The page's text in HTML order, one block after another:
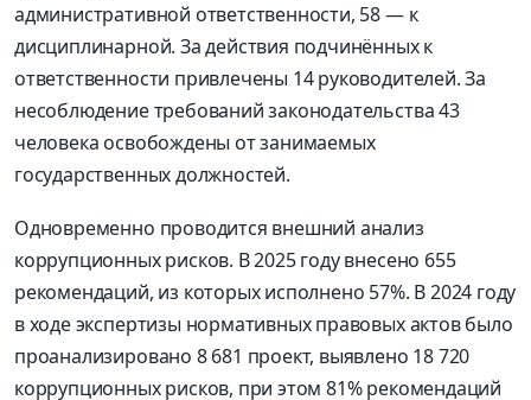
административной ответственности, 58 — к
дисциплинарной. За действия подчинённых к
ответственности привлечены 14 руководителей. За
несоблюдение требований законодательства 43
человека освобождены от занимаемых
государственных должностей.
Одновременно проводится внешний анализ
коррупционных рисков. В 2025 году внесено 655
рекомендаций, из которых исполнено 57%. В 2024 году
в ходе экспертизы нормативных правовых актов было
проанализировано 8 681 проект, выявлено 18 720
коррупционных рисков, при этом 81% рекомендаций